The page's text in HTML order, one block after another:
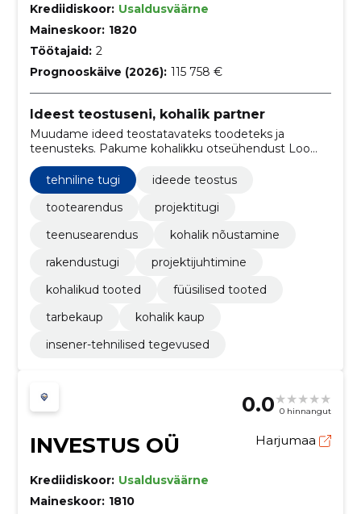
Krediidiskoor: Usaldusväärne
Maineskoor: 1820
Töötajaid: 2
Prognooskäive (2026): 115 758 €
Ideest teostuseni, kohalik partner
Muudame ideed teostatavateks toodeteks ja
teenusteks. Pakume kohalikku otseühendust Loo
asukohast ning kogu protsessi tuge ühest allikast.
tehniline tugi
ideede teostus
tootearendus
projektitugi
teenusearendus
kohalik nõustamine
rakendustugi
projektijuhtimine
kohalikud tooted
füüsilised tooted
tarbekaup
kohalik kaup
insener-tehnilised tegevused
0.0 0 hinnangut
INVESTUS OÜ Harjumaa
Krediidiskoor: Usaldusväärne
Maineskoor: 1810